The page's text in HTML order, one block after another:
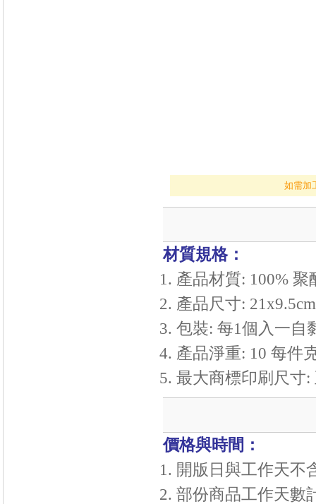
如需加
材質規格：
產品材質: 100%
產品尺寸: 21x9.5cm
包裝: 每1個入一自
產品淨重: 10 每件
最大商標印刷尺寸:
價格與時間：
開版日與工作天不
部份商品工作天數